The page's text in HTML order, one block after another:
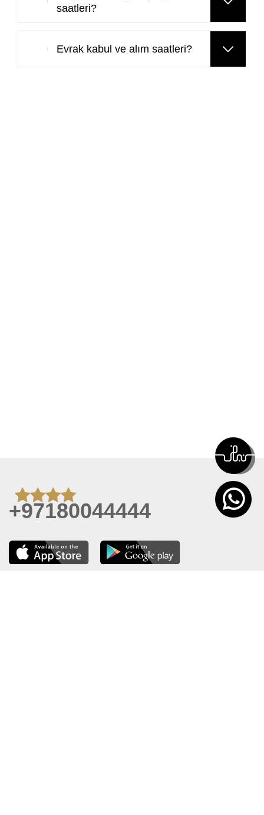
saatleri?
Evrak kabul ve alım saatleri?
+97180044444